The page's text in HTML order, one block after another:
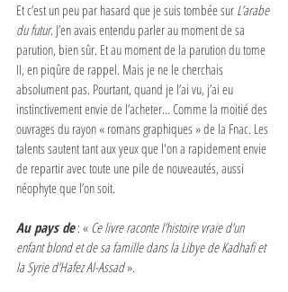
Et c’est un peu par hasard que je suis tombée sur L’arabe
du futur. J’en avais entendu parler au moment de sa
parution, bien sûr. Et au moment de la parution du tome
II, en piqûre de rappel. Mais je ne le cherchais
absolument pas. Pourtant, quand je l’ai vu, j’ai eu
instinctivement envie de l’acheter… Comme la moitié des
ouvrages du rayon « romans graphiques » de la Fnac. Les
talents sautent tant aux yeux que l'on a rapidement envie
de repartir avec toute une pile de nouveautés, aussi
néophyte que l’on soit.
Au pays de : « Ce livre raconte l’histoire vraie d’un
enfant blond et de sa famille dans la Libye de Kadhafi et
la Syrie d’Hafez Al-Assad ».